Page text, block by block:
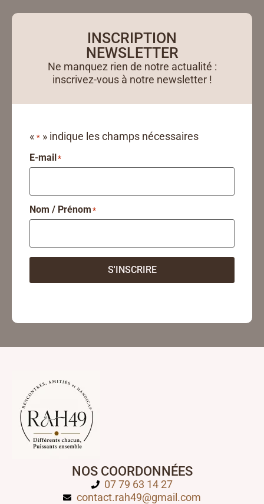
INSCRIPTION
NEWSLETTER
Ne manquez rien de notre actualité :
inscrivez-vous à notre newsletter !
« * » indique les champs nécessaires
E-mail*
Nom / Prénom *
S'INSCRIRE
NOS COORDONNÉES
07 79 63 14 27
contact.rah49@gmail.com